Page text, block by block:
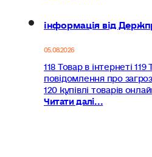
інформація від
05.08.2026
118 Товар в інтернеті
повідомлення про
120 купівлі товарів
Читати далі...